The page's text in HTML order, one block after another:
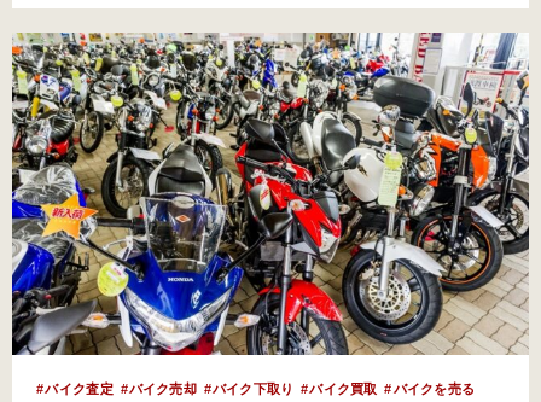
ん、その給付金でバイクを新たに購入する人、自粛…
バイク査定 バイク売却 バイク下取り バイク買取 バイクを売る